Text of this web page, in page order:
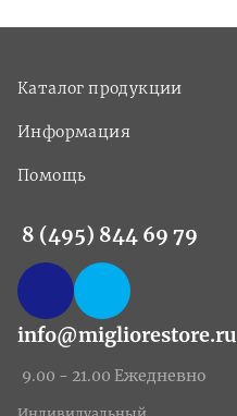
Каталог продукции
Информация
Помощь
8 (495) 844 69 79
info@migliorestore.ru
9.00 - 21.00 Ежедневно